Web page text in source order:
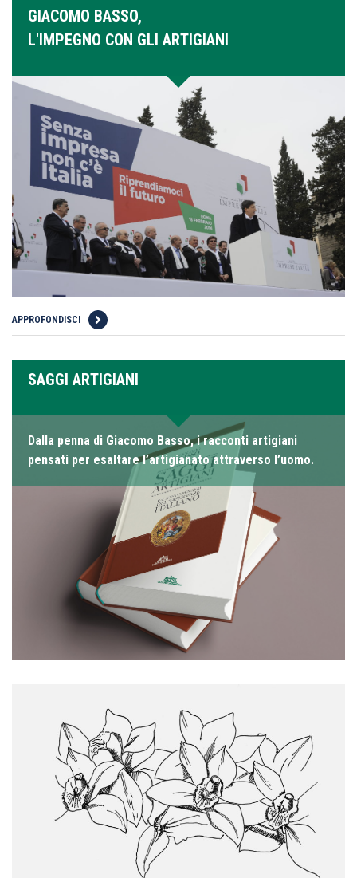
GIACOMO BASSO,
L'IMPEGNO CON GLI ARTIGIANI
APPROFONDISCI
SAGGI ARTIGIANI
Dalla penna di Giacomo Basso, i racconti artigiani
pensati per esaltare l’artigianato attraverso l’uomo.